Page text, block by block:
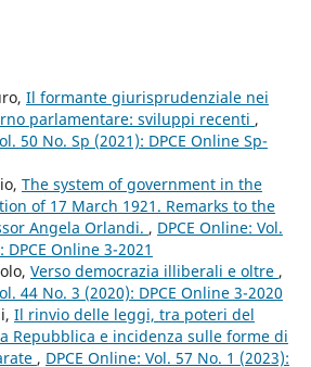
Il formante giurisprudenziale nei
parlamentare: sviluppi recenti ,
50 No. Sp (2021): DPCE Online Sp-
The system of government in the
of 17 March 1921. Remarks to the
Angela Orlandi. , DPCE Online: Vol.
DPCE Online 3-2021
Verso democrazia illiberali e oltre ,
44 No. 3 (2020): DPCE Online 3-2020
Il rinvio delle leggi, tra poteri del
Repubblica e incidenza sulle forme di
, DPCE Online: Vol. 57 No. 1 (2023):